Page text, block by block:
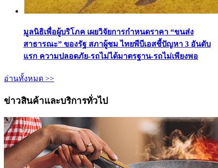
มูลนิธิเพื่อผู้บริโภค เผยวิจัยการกำหนดราคา “ขนส่ง
สาธารณะ” ของรัฐ สภาผู้ชม ไทยพีบีเอสชี้ปัญหา 3 อันดับ
แรก ความปลอดภัย-รถไม่ได้มาตรฐาน-รถไม่เพียงพอ
อ่านทั้งหมด >>
ข่าวสินค้าและบริการทั่วไป